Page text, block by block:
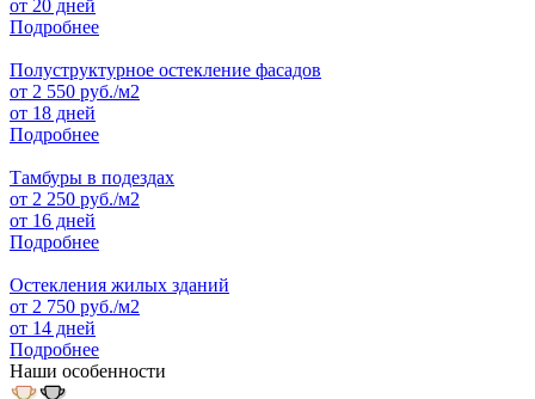
от 20 дней
Подробнее
Полуструктурное остекление фасадов
от 2 550 руб./м2
от 18 дней
Подробнее
Тамбуры в подездах
от 2 250 руб./м2
от 16 дней
Подробнее
Остекления жилых зданий
от 2 750 руб./м2
от 14 дней
Подробнее
Наши особенности